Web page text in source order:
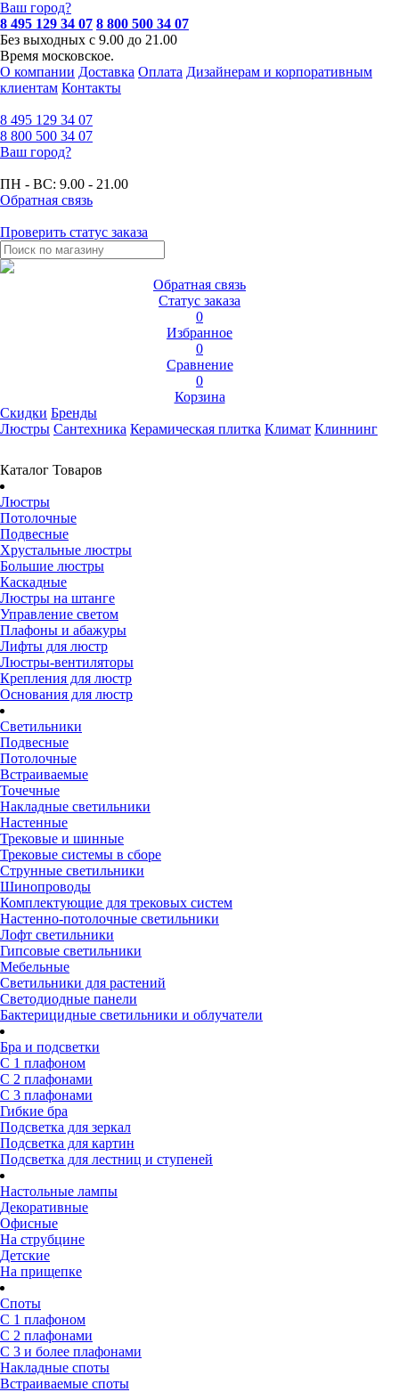
Ваш город?
8 495 129 34 07 8 800 500 34 07
Без выходных с 9.00 до 21.00
Время московское.
О компании Доставка Оплата Дизайнерам и корпоративным
клиентам Контакты
8 495 129 34 07
8 800 500 34 07
Ваш город?
ПН - ВС: 9.00 - 21.00
Обратная связь
Проверить статус заказа
Обратная связь
Статус заказа
0
Избранное
0
Сравнение
0
Корзина
Скидки Бренды
Люстры Сантехника Керамическая плитка Климат Клиннинг
Каталог Товаров
Люстры
Потолочные
Подвесные
Хрустальные люстры
Большие люстры
Каскадные
Люстры на штанге
Управление светом
Плафоны и абажуры
Лифты для люстр
Люстры-вентиляторы
Крепления для люстр
Основания для люстр
Светильники
Подвесные
Потолочные
Встраиваемые
Точечные
Накладные светильники
Настенные
Трековые и шинные
Трековые системы в сборе
Струнные светильники
Шинопроводы
Комплектующие для трековых систем
Настенно-потолочные светильники
Лофт светильники
Гипсовые светильники
Мебельные
Светильники для растений
Светодиодные панели
Бактерицидные светильники и облучатели
Бра и подсветки
С 1 плафоном
С 2 плафонами
С 3 плафонами
Гибкие бра
Подсветка для зеркал
Подсветка для картин
Подсветка для лестниц и ступеней
Настольные лампы
Декоративные
Офисные
На струбцине
Детские
На прищепке
Споты
С 1 плафоном
С 2 плафонами
С 3 и более плафонами
Накладные споты
Встраиваемые споты